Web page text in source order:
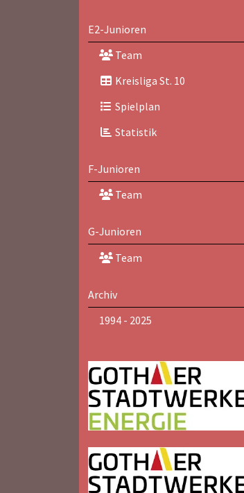
E2-Junioren
Team
Kreisliga St. 10
Spielplan
Statistik
F-Junioren
Team
G-Junioren
Team
Archiv
1994 - 2025